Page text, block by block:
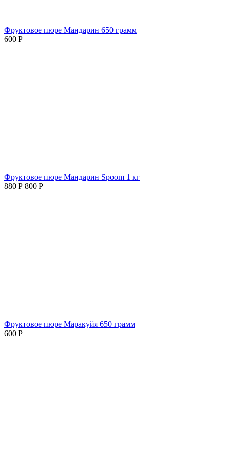
Фруктовое пюре Мандарин 650 грамм
600 Р
Фруктовое пюре Мандарин Spoom 1 кг
880 Р 800 Р
Фруктовое пюре Маракуйя 650 грамм
600 Р